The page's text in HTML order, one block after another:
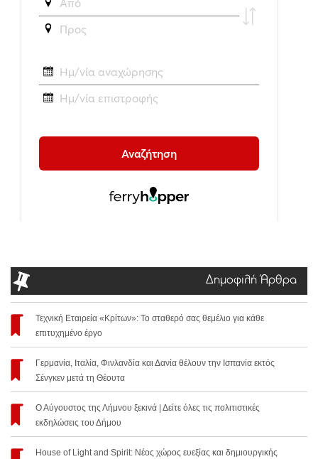
Δημοφιλή Άρθρα
Τεχνική Εταιρεία «Κρίτων»: Το σταθερό σας θεμέλιο για κάθε
επιτυχημένο έργο
Γερμανία, Ιταλία, Φινλανδία και Δανία θέλουν την Ισπανία εκτός
Σένγκεν μετά τη Θέουτα
Ο Αύγουστος της Λήμνου ξεκινά | Δείτε όλες τις πολιτιστικές
εκδηλώσεις του Δήμου
House of Light and Spirit: Νέος χώρος ευεξίας και δημιουργικής